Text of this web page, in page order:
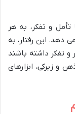
تأمل و تفکر، به هر
دهد. این رفتار، به
و تفکر داشته باشند
و زیرکی، ابزارهای